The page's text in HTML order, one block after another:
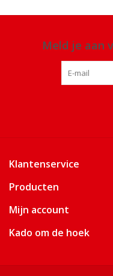
Meld je aan
Klantenservice
Producten
Mijn account
Kado om de hoek